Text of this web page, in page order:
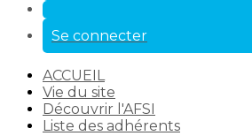
Se connecter
ACCUEIL
Vie du site
Découvrir l'AFSI
Liste des adhérents